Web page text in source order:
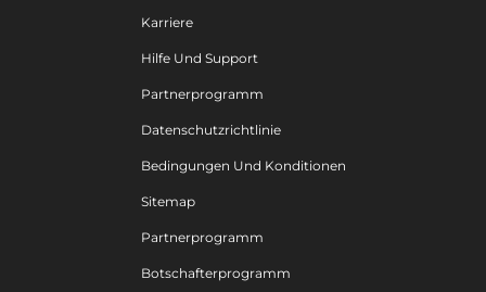
Karriere
Hilfe Und Support
Partnerprogramm
Datenschutzrichtlinie
Bedingungen Und Konditionen
Sitemap
Partnerprogramm
Botschafterprogramm